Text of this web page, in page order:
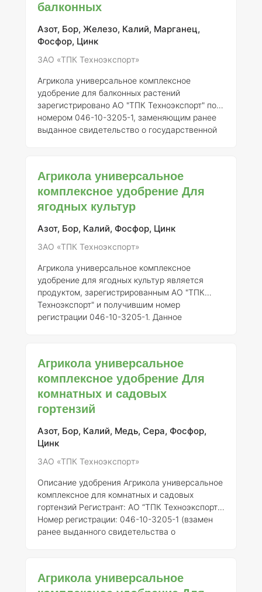
различных сельскохозяйственных культур,
сбалансированный набор макро- и
микроэлементов, необходимых для
балконных
Азот, Бор, Железо, Калий, Марганец,
Фосфор, Цинк
ЗАО «ТПК Техноэкспорт»
Агрикола универсальное комплексное
удобрение для балконных растений
зарегистрировано АО "ТПК Техноэкспорт" под
номером 046-10-3205-1, заменяющим ранее
выданное свидетельство о государственной
тех, которые выращиваются в условиях
ограниченного пространства, таких как
балконные и контейнерные растения. ###
Описание Агрикола представляет собой
сбалансированное комплексное удобрение,
микроэлементы, необходимые для
Агрикола универсальное
комплексное удобрение Для
ягодных культур
Азот, Бор, Калий, Фосфор, Цинк
ЗАО «ТПК Техноэкспорт»
Агрикола универсальное комплексное
удобрение для ягодных культур является
продуктом, зарегистрированным АО "ТПК
Техноэкспорт" и получившим номер
регистрации 046-10-3205-1. Данное
веществами. ### Описание и состав Агрикола
представляет собой комплексное
минеральное удобрение, содержащее
основные макро- и микроэлементы,
необходимые для нормального развития
ягодных культур. Состав удобрения включает:
-Азот (N)
Агрикола универсальное
комплексное удобрение Для
комнатных и садовых
гортензий
Азот, Бор, Калий, Медь, Сера, Фосфор,
Цинк
ЗАО «ТПК Техноэкспорт»
Описание удобрения Агрикола универсальное
комплексное для комнатных и садовых
гортензий Регистрант: АО “ТПК Техноэкспорт”
Номер регистрации: 046-10-3205-1 (взамен
ранее выданного свидетельства о
специально разработано для улучшения роста
Агрикола универсальное